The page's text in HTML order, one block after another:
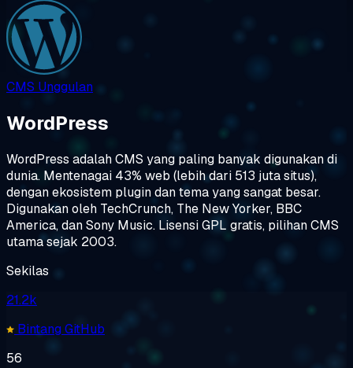
CMS Unggulan
WordPress
WordPress adalah CMS yang paling banyak digunakan di
dunia. Mentenagai 43% web (lebih dari 513 juta situs),
dengan ekosistem plugin dan tema yang sangat besar.
Digunakan oleh TechCrunch, The New Yorker, BBC
America, dan Sony Music. Lisensi GPL gratis, pilihan CMS
utama sejak 2003.
Sekilas
21.2k
Bintang GitHub
56